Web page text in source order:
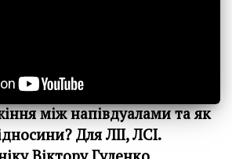
між напівдуалами та як
Для ЛІІ, ЛСІ.